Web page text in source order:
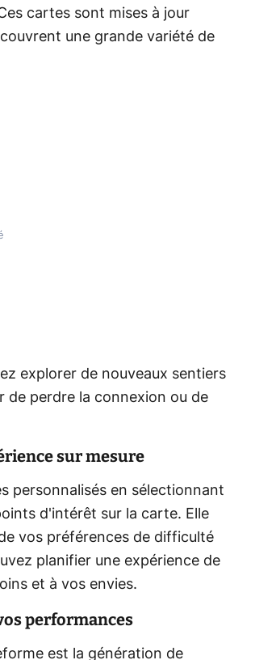
cartes sont mises à jour
une grande variété de
explorer de nouveaux sentiers
de perdre la connexion ou de
sur mesure
personnalisés en sélectionnant
d'intérêt sur la carte. Elle
vos préférences de difficulté
planifier une expérience de
et à vos envies.
performances
est la génération de